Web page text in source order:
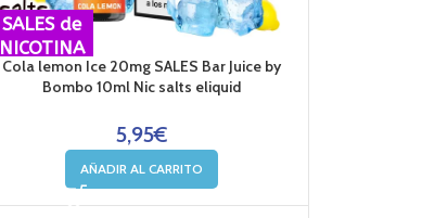
SALES de
NICOTINA
Cola lemon Ice 20mg SALES Bar Juice by
Bombo 10ml Nic salts eliquid
5,95€
AÑADIR AL CARRITO